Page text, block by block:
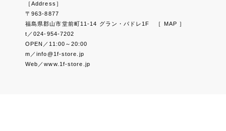
［Address］
〒963-8877
福島県郡山市堂前町11-14 グラン・パドレ1F
［ MAP ］
t／024-954-7202
OPEN／11:00～20:00
m／info@1f-store.jp
Web／www.1f-store.jp